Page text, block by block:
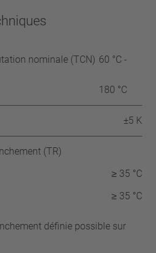
nominale (TCN) 60 °C -
180 °C
±5 K
(TR)
≥ 35 °C
≥ 35 °C
définie possible sur